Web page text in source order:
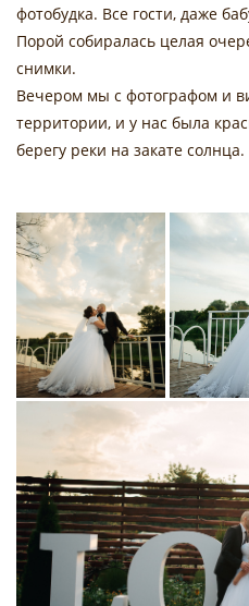
фотобудка. Все гости, даже
Порой собиралась целая
снимки.
Вечером мы с фотографом и
территории, и у нас была
берегу реки на закате солнца.